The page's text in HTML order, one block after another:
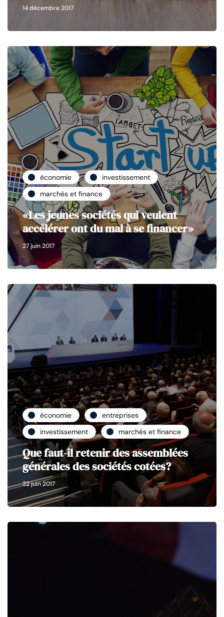
14 décembre 2017
économie
investissement
marchés et finance
«Les jeunes sociétés qui veulent
accélérer ont du mal à se financer»
27 juin 2017
économie
entreprises
investissement
marchés et finance
Que faut-il retenir des assemblées
générales des sociétés cotées?
22 juin 2017